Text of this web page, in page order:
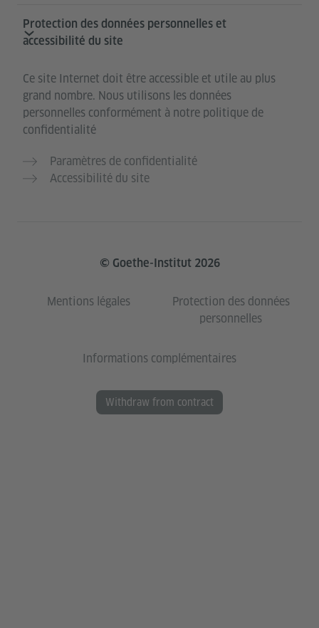
Protection des données personnelles et
accessibilité du site
Ce site Internet doit être accessible et utile au plus
grand nombre. Nous utilisons les données
personnelles conformément à notre politique de
confidentialité
Paramètres de confidentialité
Accessibilité du site
© Goethe-Institut 2026
Mentions légales
Protection des données
personnelles
Informations complémentaires
Withdraw from contract